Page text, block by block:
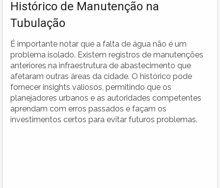
Histórico de Manutenção na
Tubulação
É importante notar que a falta de água não é um
problema isolado. Existem registros de manutenções
anteriores na infraestrutura de abastecimento que
afetaram outras áreas da cidade. O histórico pode
fornecer insights valiosos, permitindo que os
planejadores urbanos e as autoridades competentes
aprendam com erros passados e façam os
investimentos certos para evitar futuros problemas.